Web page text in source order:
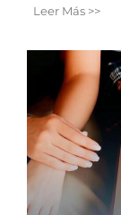
Leer Más >>